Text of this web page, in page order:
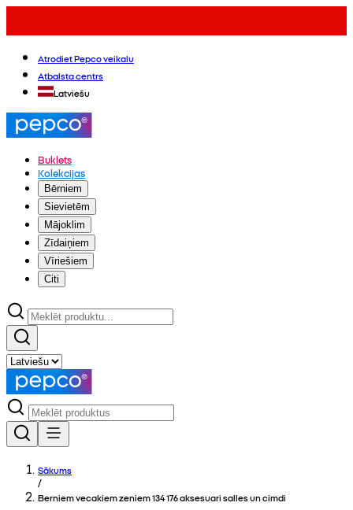
Atrodiet Pepco veikalu
Atbalsta centrs
Latviešu
Buklets
Kolekcijas
Bērniem
Sievietēm
Mājoklim
Zīdaiņiem
Vīriešiem
Citi
Sākums
/
Berniem vecakiem zeniem 134 176 aksesuari salles un cimdi